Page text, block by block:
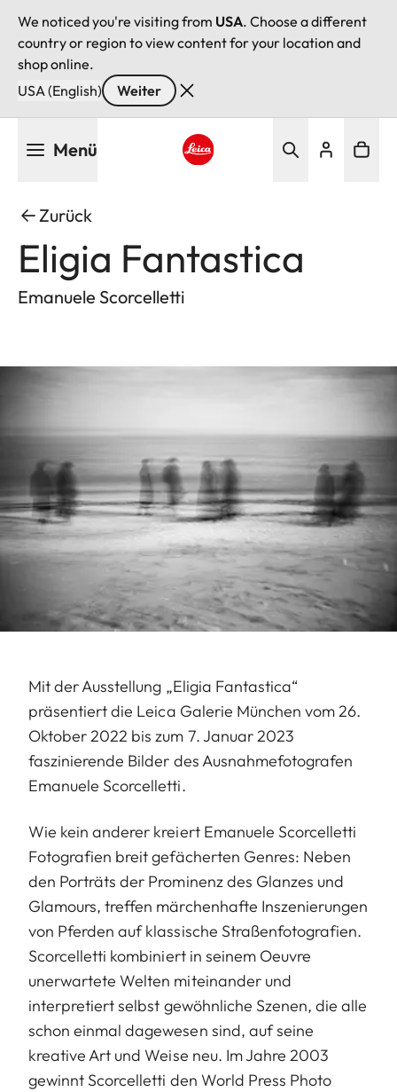
We noticed you're visiting from USA. Choose a different
country or region to view content for your location and
shop online.
USA (English)
Weiter
Menü
Zurück
Eligia Fantastica
Emanuele Scorcelletti
Mit der Ausstellung „Eligia Fantastica“
präsentiert die Leica Galerie München vom 26.
Oktober 2022 bis zum 7. Januar 2023
faszinierende Bilder des Ausnahmefotografen
Emanuele Scorcelletti.
Wie kein anderer kreiert Emanuele Scorcelletti
Fotografien breit gefächerten Genres: Neben
den Porträts der Prominenz des Glanzes und
Glamours, treffen märchenhafte Inszenierungen
von Pferden auf klassische Straßenfotografien.
Scorcelletti kombiniert in seinem Oeuvre
unerwartete Welten miteinander und
interpretiert selbst gewöhnliche Szenen, die alle
schon einmal dagewesen sind, auf seine
kreative Art und Weise neu. Im Jahre 2003
gewinnt Scorcelletti den World Press Photo